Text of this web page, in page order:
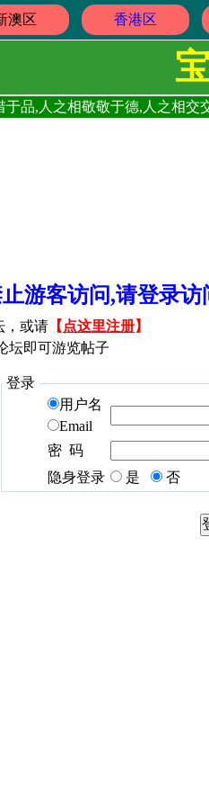
澳区 香港区
于品,人之相敬敬于德,人之相
止游客访问,请登录
，或请 【 点这里注册】
坛即可游览帖子
登录
用户名
Email
密 码
隐身登录
是 否